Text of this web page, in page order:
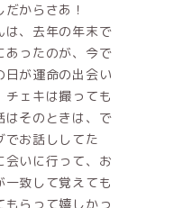
からさあ！
は、去年の年末で
あったのが、今で
日が運命の出会い
チェキは撮っても
はそのときは、で
でお話ししてた
会いに行って、お
一致して覚えても
もらって嬉しかっ